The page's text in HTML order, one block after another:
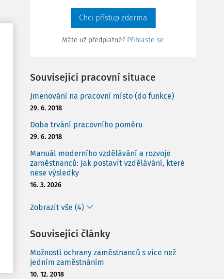
Chci přístup zdarma
Máte už předplatné? Přihlaste se
Související pracovní situace
Jmenování na pracovní místo (do funkce)
29. 6. 2018
Doba trvání pracovního poměru
29. 6. 2018
Manuál moderního vzdělávání a rozvoje
zaměstnanců: Jak postavit vzdělávání, které
nese výsledky
16. 3. 2026
Zobrazit vše (4)
Související články
Možnosti ochrany zaměstnanců s více než
jedním zaměstnáním
10. 12. 2018